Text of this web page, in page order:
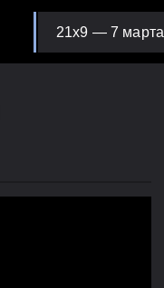
21х9 — 7 марта